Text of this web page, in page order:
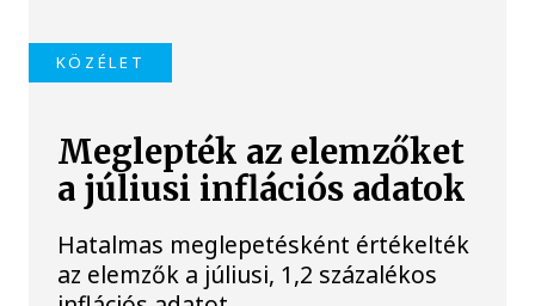
KÖZÉLET
Meglepték az elemzőket
a júliusi inflációs adatok
Hatalmas meglepetésként értékelték
az elemzők a júliusi, 1,2 százalékos